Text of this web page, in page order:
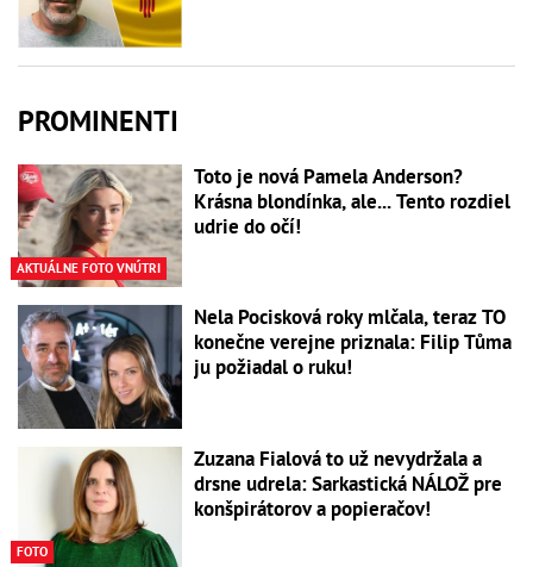
PROMINENTI
AKTUÁLNE FOTO VNÚTRI
Toto je nová Pamela Anderson?
Krásna blondínka, ale... Tento rozdiel
udrie do očí!
Nela Pocisková roky mlčala, teraz TO
konečne verejne priznala: Filip Tůma
ju požiadal o ruku!
FOTO
Zuzana Fialová to už nevydržala a
drsne udrela: Sarkastická NÁLOŽ pre
konšpirátorov a popieračov!